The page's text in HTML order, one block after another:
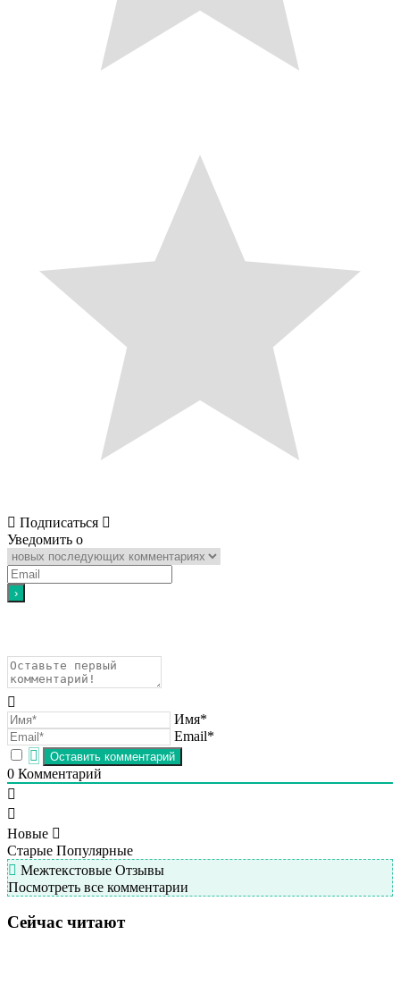
Подписаться
Уведомить о
Имя*
Email*
0 Комментарий
Новые
Старые Популярные
Межтекстовые Отзывы
Посмотреть все комментарии
Сейчас читают